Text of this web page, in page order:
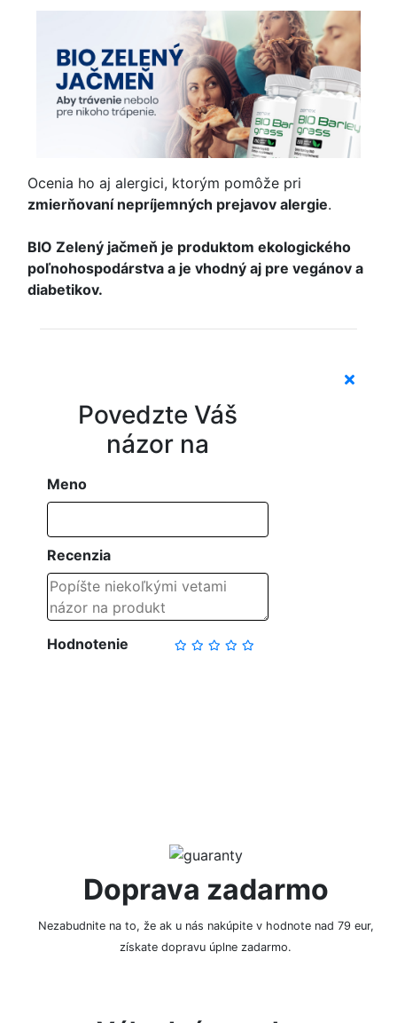
Ocenia ho aj alergici, ktorým pomôže pri
zmierňovaní nepríjemných prejavov alergie.
BIO Zelený jačmeň je produktom ekologického
poľnohospodárstva a je vhodný aj pre vegánov a
diabetikov.
Povedzte Váš
názor na
Meno
Recenzia
Hodnotenie
Doprava zadarmo
Nezabudnite na to, že ak u nás nakúpite v hodnote nad 79 eur,
získate dopravu úplne zadarmo.